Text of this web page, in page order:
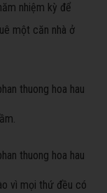
nhiệm kỳ để
một căn nhà ở
vì mọi thứ đều có